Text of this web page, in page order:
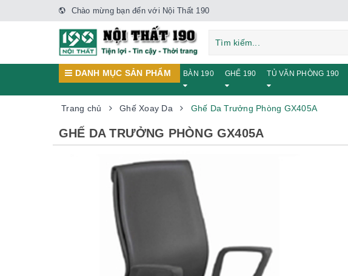
Chào mừng bạn đến với Nội Thất 190
DANH MỤC SẢN PHẨM BÀN 190 GHẾ 190 TỦ VĂN PHÒNG 190
Trang chủ Ghế Xoay Da Ghế Da Trưởng Phòng GX405A
GHẾ DA TRƯỞNG PHÒNG GX405A